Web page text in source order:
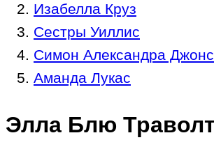
Изабелла Круз
Сестры Уиллис
Симон Александра
Аманда Лукас
Элла Блю